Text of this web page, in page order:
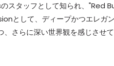
スタッフとして知られ、"Red
として、ディープかつエレガ
、さらに深い世界観を感じさせて